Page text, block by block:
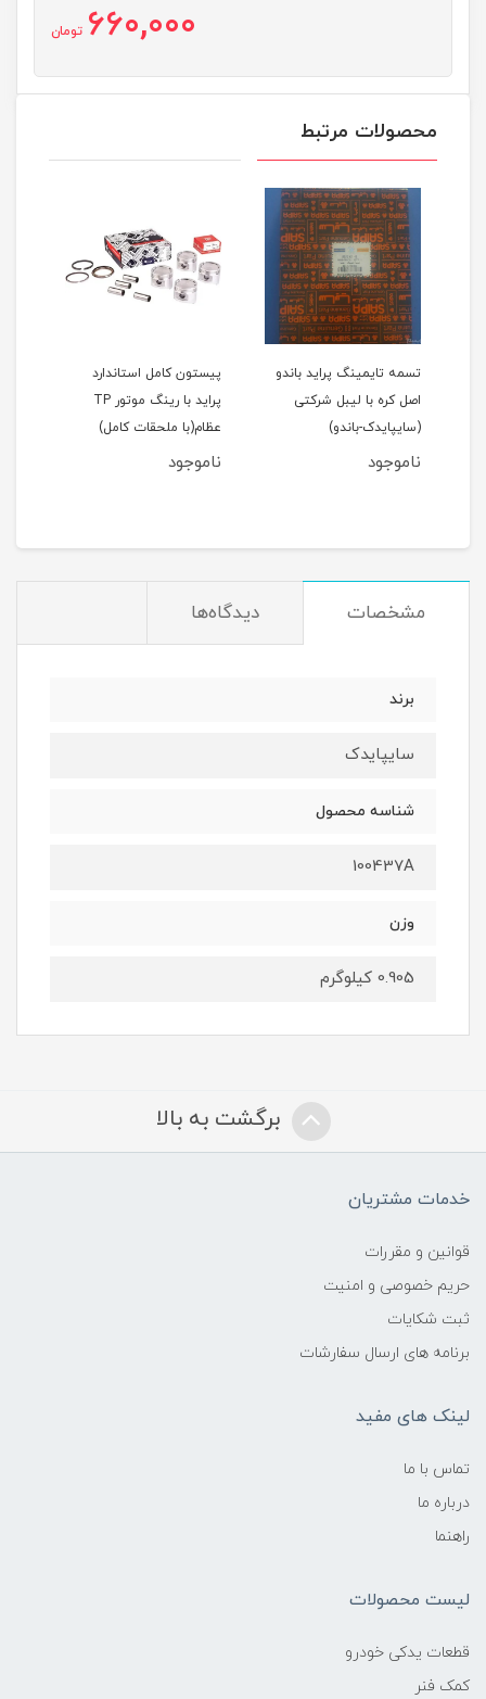
660,000 تومان
محصولات مرتبط
تسمه تایمینگ پراید باندو
اصل کره با لیبل شرکتی
(سایپایدک-باندو)
ناموجود
پیستون کامل استاندارد
پراید با رینگ موتور TP
عظام(با ملحقات کامل)
ناموجود
مشخصات دیدگاه‌ها
برند
سایپایدک
شناسه محصول
100437A
وزن
0.905 کیلوگرم
برگشت به بالا
خدمات مشتریان
قوانین و مقررات
حریم خصوصی و امنیت
ثبت شکایات
برنامه های ارسال سفارشات
لینک های مفید
تماس با ما
درباره ما
راهنما
لیست محصولات
قطعات یدکی خودرو
کمک فنر